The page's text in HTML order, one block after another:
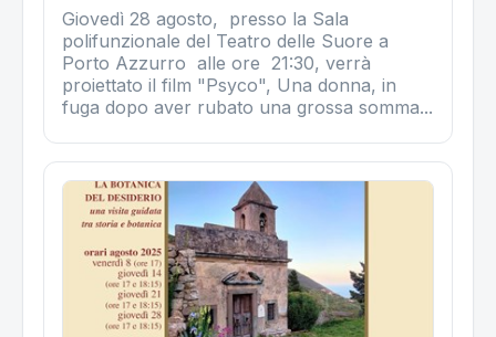
Giovedì 28 agosto, presso la Sala
polifunzionale del Teatro delle Suore a
Porto Azzurro alle ore 21:30, verrà
proiettato il film "Psyco", Una donna, in
fuga dopo aver rubato una grossa somma...